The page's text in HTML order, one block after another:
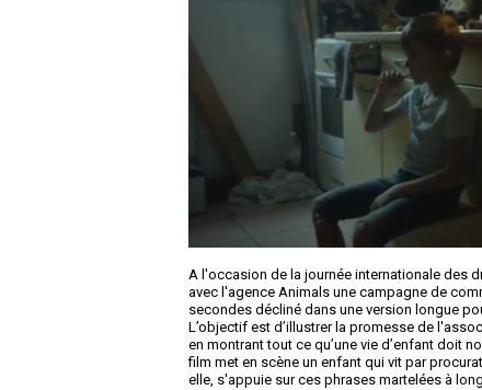
A l'occasion de la journée internationale des
avec l'agence Animals une campagne de
secondes décliné dans une version longue
L’objectif est d’illustrer la promesse de
en montrant tout ce qu’une vie d’enfant doit
film met en scène un enfant qui vit par
elle, s'appuie sur ces phrases martelées à